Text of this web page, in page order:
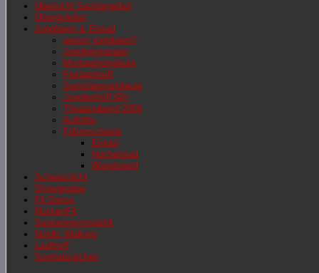
Übersicht Sportangebot
Übungsleiter
Jonglieren & Einrad
warum jonglieren?
Jongliergruppen
Montagsjongleure
Freitagstreff
Samstagsjongleure
Jongliertreff 60+
Theaterabend 2008
Auftritte
Führerscheine
Einrad
Hocheinrad
Waveboard
Schwarzlicht
Showgruppe
Fit Dance
RückenFit
Seniorengymnastik
Nordic Walking
Lauftreff
Sportabzeichen